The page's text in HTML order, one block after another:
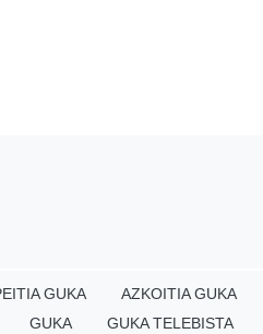
GUKA AZKOITIA GUKA
GUKA
GUKA TELEBISTA